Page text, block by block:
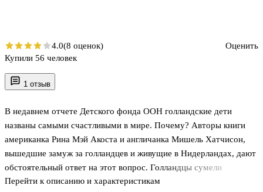
1 отзыв
В недавнем отчете Детского фонда ООН голландские дети
названы самыми счастливыми в мире. Почему? Авторы книги
американка Рина Мэй Акоста и англичанка Мишель Хатчисон,
вышедшие замуж за голландцев и живущие в Нидерландах, дают
обстоятельный ответ на этот вопрос. Голландцы сумели
добиться баланса между работой и жизнью: их страна лидирует
Перейти к описанию и характеристикам
4.0(8 оценок)
Оценить
Купили 56 человек